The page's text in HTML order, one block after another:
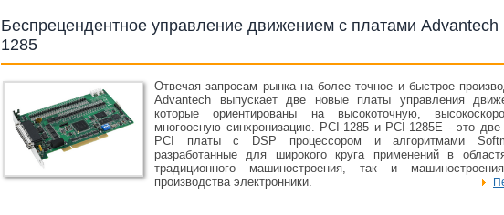
Беспрецендентное управление движением с платами Advantech
1285
Отвечая запросам рынка на более точное и быстрое
Advantech выпускает две новые платы управления
которые ориентированы на высокоточную,
многоосную синхронизацию. PCI-1285 и PCI-1285E - это
PCI платы с DSP процессором и алгоритмами
разработанные для широкого круга применений в
традиционного машиностроения, так и
производства электронники.